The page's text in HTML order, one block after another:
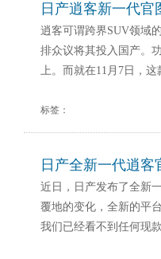
日产逍客新一代
逍客可谓跨界SUV领域
排众议将其投入国产。
上。而就在11月7日，
标签：
日产全新一代逍
近日，日产发布了全新
覆地的变化，全新的平
我们已经看不到任何现